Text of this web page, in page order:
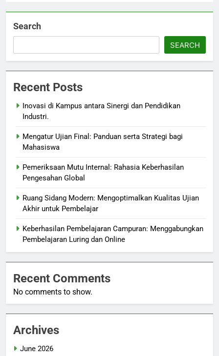
Search
SEARCH
Recent Posts
Inovasi di Kampus antara Sinergi dan Pendidikan
Industri.
Mengatur Ujian Final: Panduan serta Strategi bagi
Mahasiswa
Pemeriksaan Mutu Internal: Rahasia Keberhasilan
Pengesahan Global
Ruang Sidang Modern: Mengoptimalkan Kualitas Ujian
Akhir untuk Pembelajar
Keberhasilan Pembelajaran Campuran: Menggabungkan
Pembelajaran Luring dan Online
Recent Comments
No comments to show.
Archives
June 2026